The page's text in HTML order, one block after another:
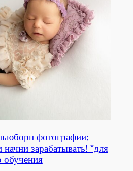
фотографии:
начни зарабатывать! *для
обучения